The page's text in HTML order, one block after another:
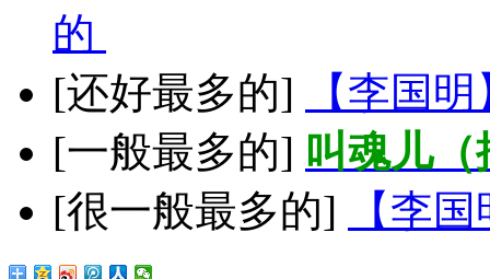
的
[还好最多的]
【李国
[一般最多的] 叫魂儿
[很一般最多的]
【李